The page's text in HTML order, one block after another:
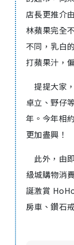
店長更推介
林蘋果完全
不同，乳白
打蘋果汁，
提提大家
卓立、野仔
年。今年相
更加盡興！
此外，由
級城購物消
誕激賞
房車、鑽石